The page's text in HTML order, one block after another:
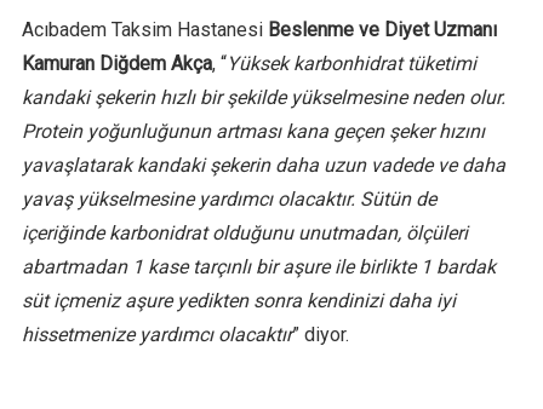
Acıbadem Taksim Hastanesi Beslenme ve Diyet Uzmanı
Kamuran Diğdem Akça, “Yüksek karbonhidrat tüketimi
kandaki şekerin hızlı bir şekilde yükselmesine neden olur.
Protein yoğunluğunun artması kana geçen şeker hızını
yavaşlatarak kandaki şekerin daha uzun vadede ve daha
yavaş yükselmesine yardımcı olacaktır. Sütün de
içeriğinde karbonidrat olduğunu unutmadan, ölçüleri
abartmadan 1 kase tarçınlı bir aşure ile birlikte 1 bardak
süt içmeniz aşure yedikten sonra kendinizi daha iyi
hissetmenize yardımcı olacaktır” diyor.